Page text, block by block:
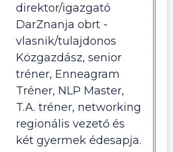
direktor/igazgató
DarZnanja obrt -
vlasnik/tulajdonos
Közgazdász, senior
tréner, Enneagram
Tréner, NLP Master,
T.A. tréner, networking
regionális vezető és
két gyermek édesapja.